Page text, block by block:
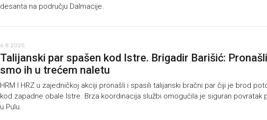
desanta na području Dalmacije.
6.8.2025.
Talijanski par spašen kod Istre. Brigadir Barišić: Pronašli
smo ih u trećem naletu
HRM I HRZ u zajedničkoj akciji pronašli i spasili talijanski bračni par čiji je brod
kod zapadne obale Istre. Brza koordinacija službi omogućila je siguran povratak
u Pulu.